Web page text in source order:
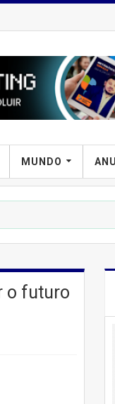
MUNDO
o futuro